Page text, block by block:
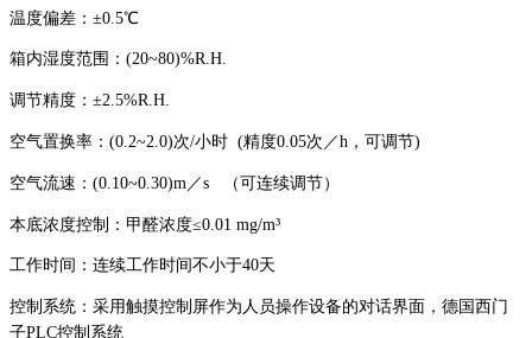
温度偏差：±0.5℃
箱内湿度范围：(20~80)%R.H.
调节精度：±2.5%R.H.
空气置换率：(0.2~2.0)次/小时 (精度0.05次／h，可调节)
空气流速：(0.10~0.30)m／s （可连续调节）
本底浓度控制：甲醛浓度≤0.01 mg/m³
工作时间：连续工作时间不小于40天
控制系统：采用触摸控制屏作为人员操作设备的对话界面，德国西门
子PLC控制系统